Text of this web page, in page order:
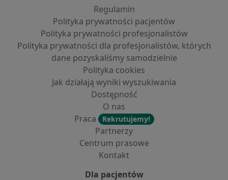
Regulamin
Polityka prywatności pacjentów
Polityka prywatności profesjonalistów
Polityka prywatności dla profesjonalistów, których
dane pozyskaliśmy samodzielnie
Polityka cookies
Jak działają wyniki wyszukiwania
Dostępność
O nas
Praca
Rekrutujemy!
Partnerzy
Centrum prasowe
Kontakt
Dla pacjentów